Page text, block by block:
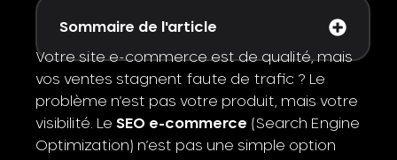
Sommaire de l'article
Votre site e-commerce est de qualité, mais
vos ventes stagnent faute de trafic ? Le
problème n’est pas votre produit, mais votre
visibilité. Le SEO e-commerce (Search Engine
Optimization) n’est pas une simple option